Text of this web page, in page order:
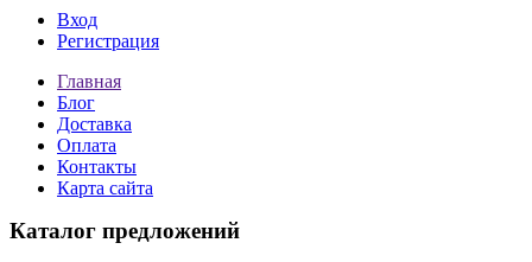
Вход
Регистрация
Главная
Блог
Доставка
Оплата
Контакты
Карта сайта
Каталог предложений